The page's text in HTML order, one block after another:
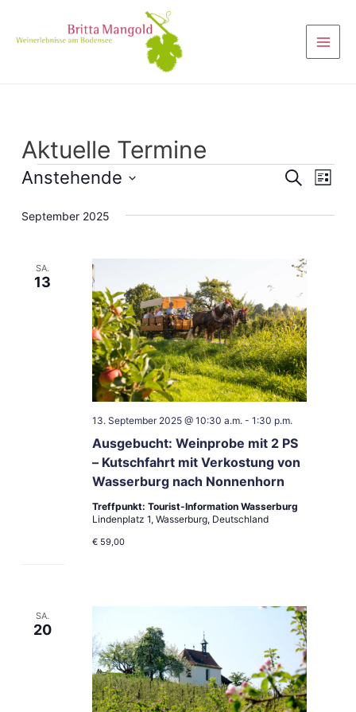
Aktuelle Termine
SucheListe
Anstehende
wählen.
September 2025
SA.
13
Ausgebucht: Weinprobe mit 2 PS
– Kutschfahrt mit Verkostung von
Wasserburg nach Nonnenhorn
13. September 2025 @ 10:30 a.m.- 1:30 p.m.
Treffpunkt: Tourist-Information Wasserburg
Lindenplatz 1, Wasserburg, Deutschland
€ 59,00
SA.
20